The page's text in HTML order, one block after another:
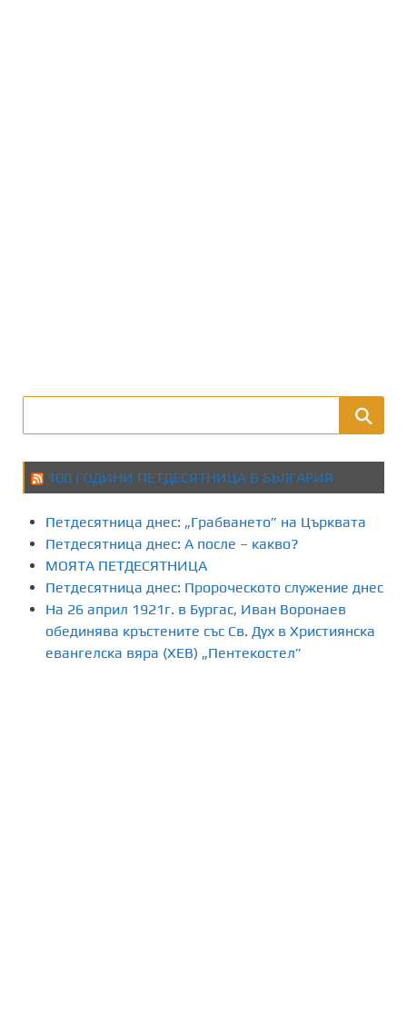
100 ГОДИНИ ПЕТДЕСЯТНИЦА В БЪЛГАРИЯ
Петдесятница днес: „Грабването” на Църквата
Петдесятница днес: А после – какво?
МОЯТА ПЕТДЕСЯТНИЦА
Петдесятница днес: Пророческото служение днес
На 26 април 1921г. в Бургас, Иван Воронаев
обединява кръстените със Св. Дух в Християнска
евангелска вяра (ХЕВ) „Пентекостел”